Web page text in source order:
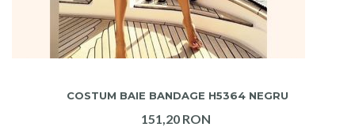
COSTUM BAIE BANDAGE H5364 NEGRU
151,20 RON